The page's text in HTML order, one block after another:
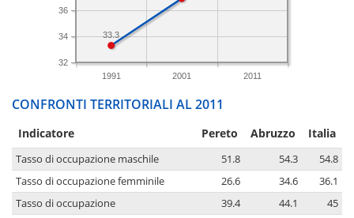
1991 2001 2011
32
34
36
33.3
CONFRONTI TERRITORIALI AL 2011
Indicatore Pereto Abruzzo Italia
Tasso di occupazione maschile 51.8 54.3
54.8
Tasso di occupazione femminile
26.6 34.6
36.1
Tasso di occupazione
39.4 44.1
45